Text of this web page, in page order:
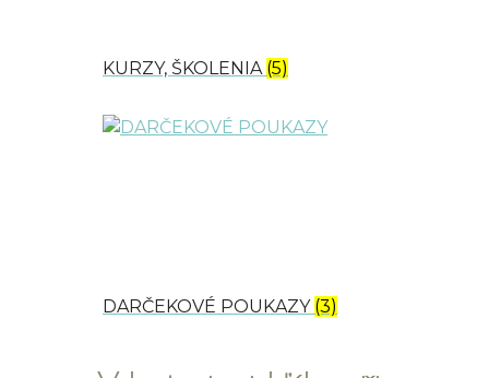
KURZY, ŠKOLENIA (5)
DARČEKOVÉ POUKAZY (3)